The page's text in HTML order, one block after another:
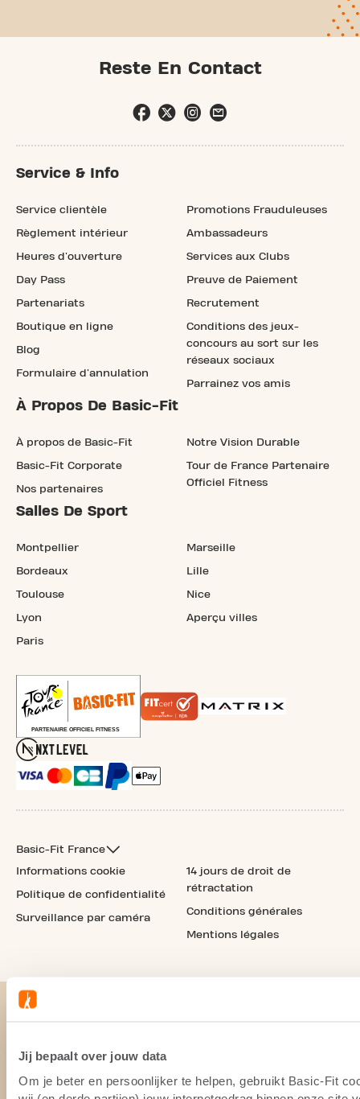
Jij bepaalt over jouw data
Om je beter en persoonlijker te helpen, gebruikt Basic-Fit
Reste En Contact
Service & Info
Service clientèle
Règlement intérieur
Heures d'ouverture
Day Pass
Partenariats
Boutique en ligne
Blog
Formulaire d'annulation
Promotions Frauduleuses
Ambassadeurs
Services aux Clubs
Preuve de Paiement
Recrutement
Conditions des jeux-
concours au sort sur les
réseaux sociaux
Parrainez vos amis
À Propos De Basic-Fit
À propos de Basic-Fit
Basic-Fit Corporate
Nos partenaires
Notre Vision Durable
Tour de France Partenaire
Officiel Fitness
Salles De Sport
Montpellier
Bordeaux
Toulouse
Lyon
Paris
Marseille
Lille
Nice
Aperçu villes
Basic-Fit France
Informations cookie
Politique de confidentialité
Surveillance par caméra
14 jours de droit de
rétractation
Conditions générales
Mentions légales